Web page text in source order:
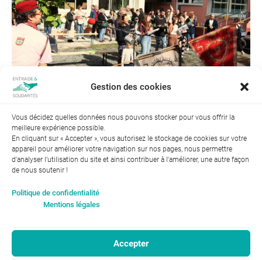
Gestion des cookies
Vous décidez quelles données nous pouvons stocker pour vous offrir la
meilleure expérience possible.
En cliquant sur « Accepter », vous autorisez le stockage de cookies sur votre
appareil pour améliorer votre navigation sur nos pages, nous permettre
d'analyser l’utilisation du site et ainsi contribuer à l'améliorer, une autre façon
de nous soutenir !
Politique de confidentialité
Mentions légales
Accepter
← Précédent
femmes : 94